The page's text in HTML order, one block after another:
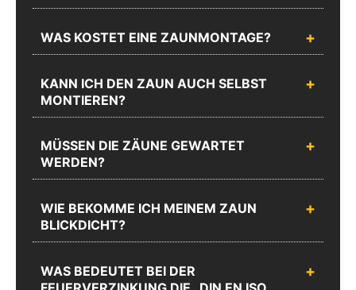
WAS KOSTET EINE ZAUNMONTAGE?
KANN ICH DEN ZAUN AUCH SELBST
MONTIEREN?
MÜSSEN DIE ZÄUNE GEWARTET
WERDEN?
WIE BEKOMME ICH MEINEM ZAUN
BLICKDICHT?
WAS BEDEUTET BEI DER